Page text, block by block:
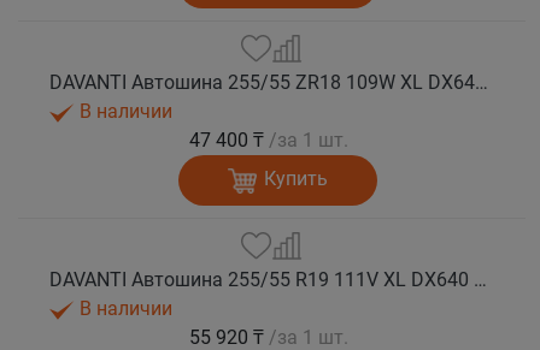
DAVANTI Автошина 255/55 ZR18 109W XL DX640 RPR лето
В наличии
47 400 ₸ /за 1 шт.
Купить
DAVANTI Автошина 255/55 R19 111V XL DX640 RPR лето
В наличии
55 920 ₸ /за 1 шт.